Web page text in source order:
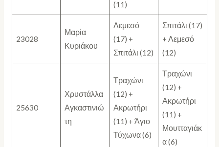
(11)
23028
Μαρία
Κυριάκου
Λεμεσό
(17) +
Σπιτάλι (12)
Σπιτάλι (17)
+ Λεμεσό
(12)
25630
Χρυστάλλα
Αγκαστινιώ
τη
Τραχώνι
(12) +
Ακρωτήρι
(11) + Άγιο
Τύχωνα (6)
Τραχώνι
(12) +
Ακρωτήρι
(11) +
Μουτταγιάκ
α (6)